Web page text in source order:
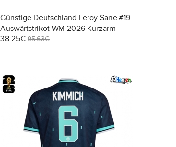
Günstige Deutschland Leroy Sane #19
Auswärtstrikot WM 2026 Kurzarm
38.25€ 95.63€